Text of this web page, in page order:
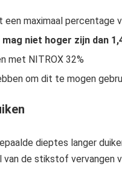
een maximaal percentage
niet hoger zijn dan
met NITROX 32%
om dit te mogen
dieptes langer
van de stikstof